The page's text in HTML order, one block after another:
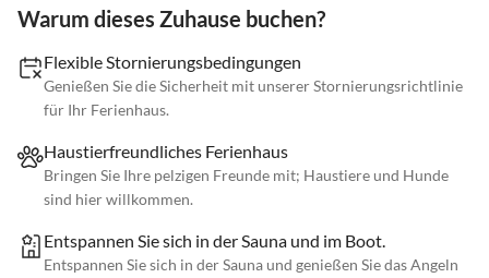
Warum dieses Zuhause buchen?
Flexible Stornierungsbedingungen
Genießen Sie die Sicherheit mit unserer Stornierungsrichtlinie
für Ihr Ferienhaus.
Haustierfreundliches Ferienhaus
Bringen Sie Ihre pelzigen Freunde mit; Haustiere und Hunde
sind hier willkommen.
Entspannen Sie sich in der Sauna und im Boot.
Entspannen Sie sich in der Sauna und genießen Sie das Angeln